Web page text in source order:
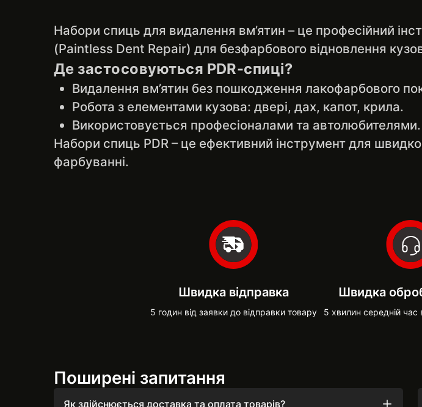
Набори спиць для видалення вм’ятин – це професійний
(Paintless Dent Repair) для безфарбового відновлення
Де застосовуються PDR-спиці?
Видалення вм’ятин без пошкодження лакофарбового
Робота з елементами кузова: двері, дах, капот, крила.
Використовується професіоналами та автолюбителями.
Набори спиць PDR – це ефективний інструмент для
фарбуванні.
Швидка відправка
5 годин від заявки до відправки товару
Швидка
5 хвилин середній час
Поширені запитання
Як здійснюється доставка та оплата товарів?